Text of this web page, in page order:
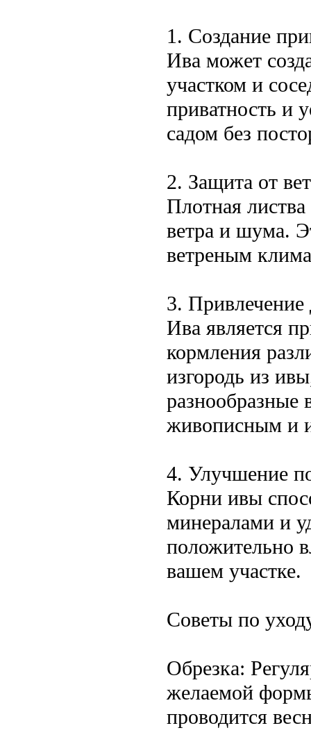
1. Создание
Ива может
участком и
приватность и
садом без
2. Защита от
Плотная
ветра и шума.
ветреным
3.
Ива является
кормления
изгородь из
разнообразные
живописным и
4. Улучшение
Корни ивы
минералами и
положительно
вашем участке.
Советы по
Обрезка:
желаемой
проводится